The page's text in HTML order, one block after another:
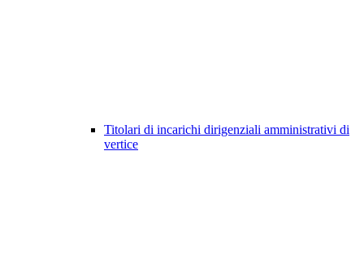
Titolari di incarichi dirigenziali amministrativi di
vertice